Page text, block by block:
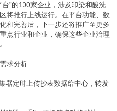
”的100家企业，涉及印染和酸洗
将推行上线运行。在平台功能、数
和完善后，下一步还将推广至更多
点行业和企业，确保这些企业治理
求分析
定时上传抄表数据给中心，转发